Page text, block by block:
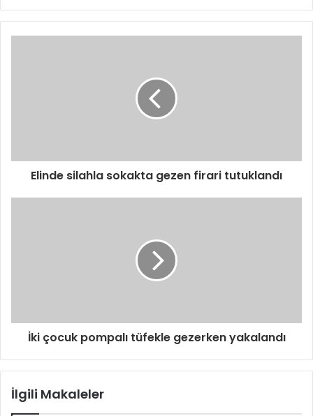
Elinde silahla sokakta gezen firari tutuklandı
İki çocuk pompalı tüfekle gezerken yakalandı
İlgili Makaleler